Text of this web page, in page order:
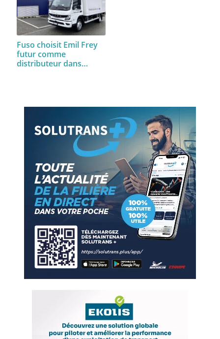
Fuso choisit Emil Frey
futur comme
distributeur dans…